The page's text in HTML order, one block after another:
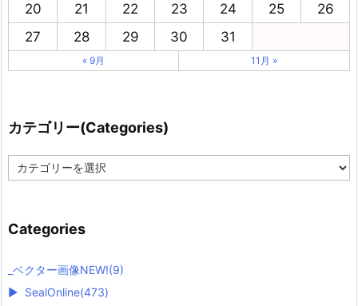
20
21 22 23 24 25
26
27
28 29 30 31
« 9月 11月 »
カテゴリー(Categories)
テ
ー
(
t
e
Categories
_ベクター画像NEW!(9)
► SealOnline(473)